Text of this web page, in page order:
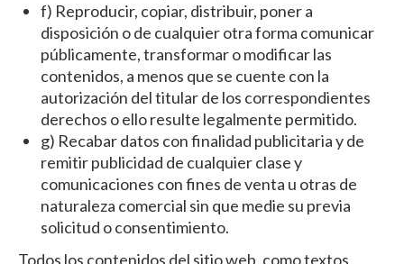
f) Reproducir, copiar, distribuir, poner a
disposición o de cualquier otra forma comunicar
públicamente, transformar o modificar las
contenidos, a menos que se cuente con la
autorización del titular de los correspondientes
derechos o ello resulte legalmente permitido.
g) Recabar datos con finalidad publicitaria y de
remitir publicidad de cualquier clase y
comunicaciones con fines de venta u otras de
naturaleza comercial sin que medie su previa
solicitud o consentimiento.
Todos los contenidos del sitio web, como textos,